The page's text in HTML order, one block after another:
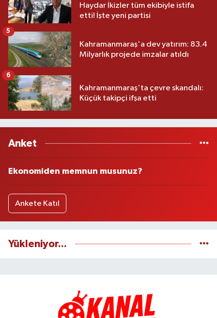
Haydar İkizler tüm ekibiyle istifa
etti! İşte yeni partisi
Kahramanmaraş'a dev yatırım: 83.4
Milyarlık projede imzalar atıldı
5
Kahramanmaraş'ta çevre skandalı:
Küçük takipçi ifşa etti
6
Anket
Ekonomiden memnun musunuz?
Ankete Katıl
Yükleniyor...